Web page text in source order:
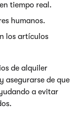
tiempo real.
humanos.
los artículos
de alquiler
asegurarse de que
a evitar